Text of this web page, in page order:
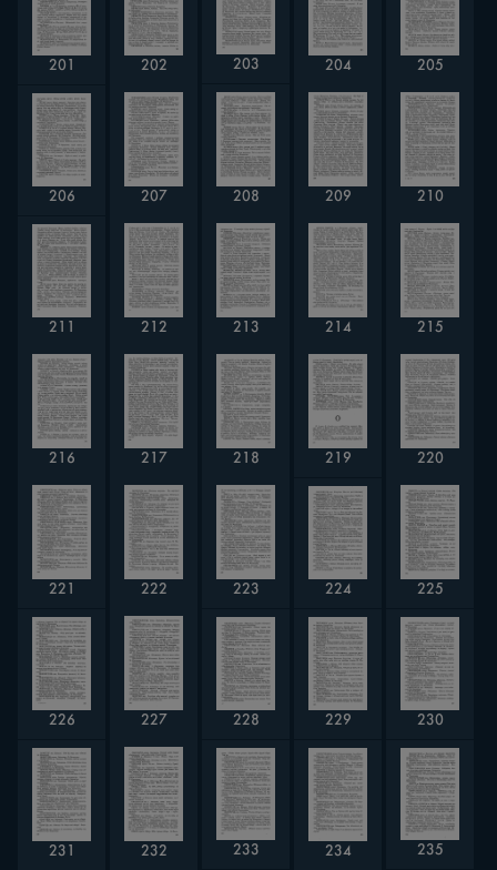
201 202 203 204 205
206 207 208 209 210
211 212 213 214 215
216 217 218 219 220
221 222 223 224 225
226 227 228 229 230
231 232 233 234 235